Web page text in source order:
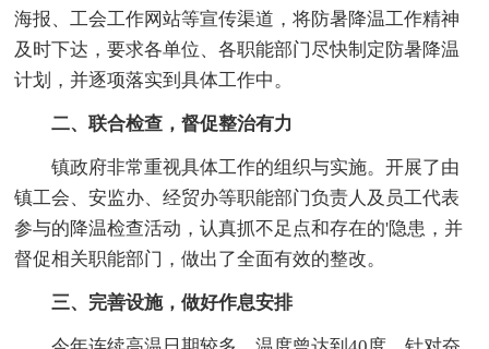
海报、工会工作网站等宣传渠道，将防暑降温工作精神
及时下达，要求各单位、各职能部门尽快制定防暑降温
计划，并逐项落实到具体工作中。
二、联合检查，督促整治有力
镇政府非常重视具体工作的组织与实施。开展了由
镇工会、安监办、经贸办等职能部门负责人及员工代表
参与的降温检查活动，认真抓不足点和存在的'隐患，并
督促相关职能部门，做出了全面有效的整改。
三、完善设施，做好作息安排